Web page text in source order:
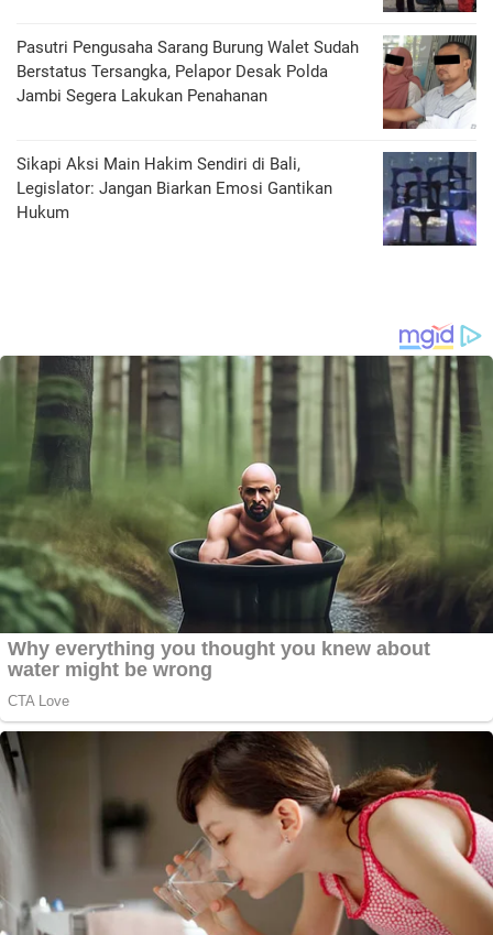
Pasutri Pengusaha Sarang Burung Walet Sudah
Berstatus Tersangka, Pelapor Desak Polda
Jambi Segera Lakukan Penahanan
Sikapi Aksi Main Hakim Sendiri di Bali,
Legislator: Jangan Biarkan Emosi Gantikan
Hukum